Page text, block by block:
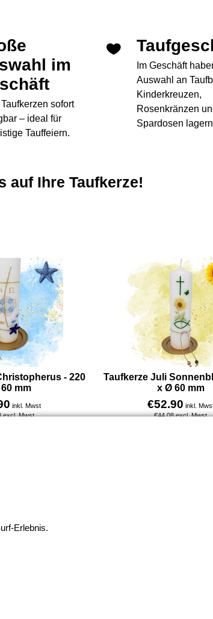
im
sofort
– ideal für
Tauffeiern.
Im Geschäft
Auswahl an
Kinderkreuzen,
Rosenkränzen
Spardosen
auf Ihre Taufkerze!
- 220
mm
inkl. Mwst
excl. Mwst
Taufkerze Juli
x Ø 60 mm
€52.90 inkl.
€44.08 excl. Mwst
geschlossen.
Erlebnis.